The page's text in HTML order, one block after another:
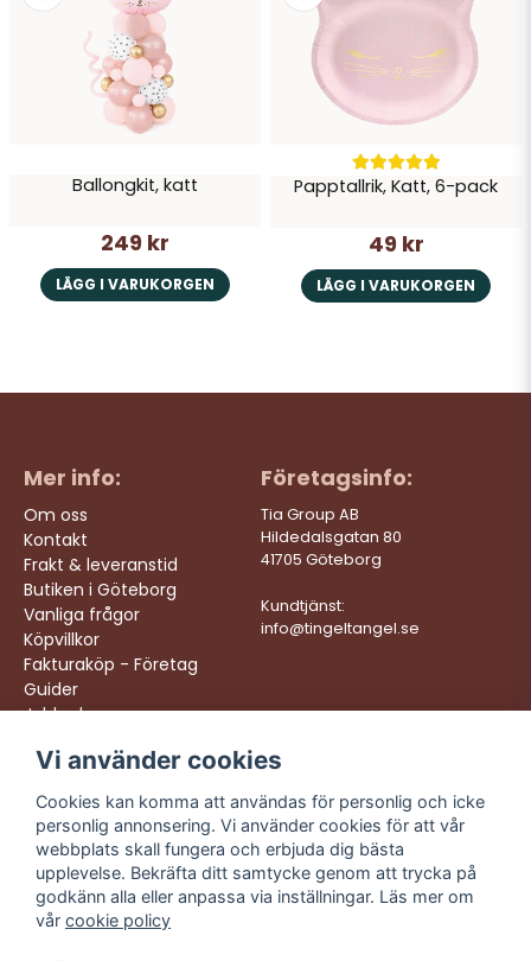
Ballongkit, katt
249 kr
LÄGG I VARUKORGEN
Papptallrik, Katt, 6-pack
49 kr
LÄGG I VARUKORGEN
Mer info:
Om oss
Kontakt
Frakt & leveranstid
Butiken i Göteborg
Vanliga frågor
Köpvillkor
Fakturaköp - Företag
Guider
Jobba hos oss
Företagsinfo:
Tia Group AB
Hildedalsgatan 80
41705 Göteborg
Kundtjänst:
info@tingeltangel.se
Följ oss:
Instagram
Facebook
TikTok
YouTube
Vi levererar:
Snabba leveranser
Trygga köp
Fri frakt över 499:-
Trevlig kundtjänst
Vi använder cookies
Cookies kan komma att användas för personlig och icke
personlig annonsering. Vi använder cookies för att vår
webbplats skall fungera och erbjuda dig bästa
upplevelse. Bekräfta ditt samtycke genom att trycka på
godkänn alla eller anpassa via inställningar. Läs mer om
vår cookie policy